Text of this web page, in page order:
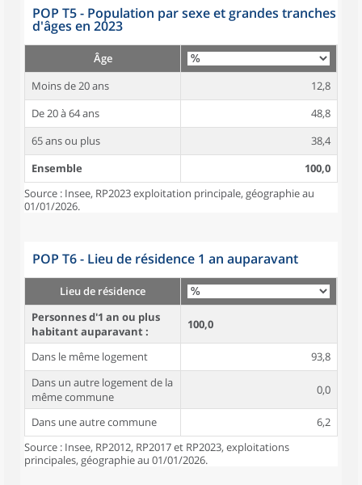
POP T5 - Population par sexe et grandes tranches
d'âges en 2023
Âge
Moins de 20 ans
12,8
De 20 à 64 ans
48,8
65 ans ou plus
38,4
Ensemble
100,0
Source : Insee, RP2023 exploitation principale, géographie au
01/01/2026.
POP T6 - Lieu de résidence 1 an auparavant
Lieu de résidence
Personnes d'1 an ou plus
habitant auparavant :
100,0
Dans le même logement
93,8
Dans un autre logement de la
même commune
0,0
Dans une autre commune
6,2
Source : Insee, RP2012, RP2017 et RP2023, exploitations
principales, géographie au 01/01/2026.